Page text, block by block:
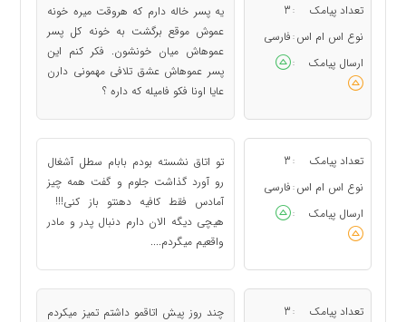
تعداد پیامک :
3
نوع اس ام اس : فارسی
ارسال پیامک
:
یه پسر خاله دارم که هروقت میره خونه
عموش موقع برگشت به خونه کل پسر
عموهاش میان خونشون. فکر کنم این
پسر عموهاش عشق تلافی مهمونی دارن
عایا اونا فکو فامیله که داره ؟
تعداد پیامک :
3
نوع اس ام اس : فارسی
ارسال پیامک
:
تو اتاق نشسته بودم بابام سطل آشغال
رو آورد گذاشت جلوم و گفت همه چیز
آمادس فقط کافیه دهنتو باز کنی!!!
هیچی دیگه الان دارم دنبال پدر و مادر
واقعیم میگردم....
تعداد پیامک :
3
چند روز پیش اتاقمو داشتم تمیز میکردم